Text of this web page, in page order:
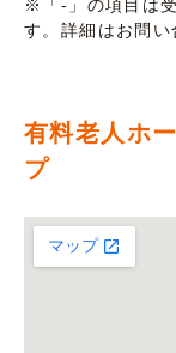
※「-」の項目は
す。詳細はお問い
有料老人ホ
プ